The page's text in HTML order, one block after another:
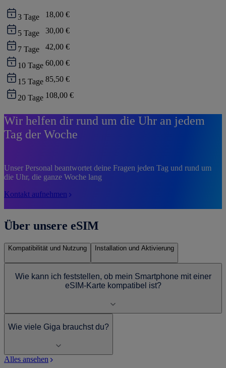
3 Tage 18,00 €
5 Tage 30,00 €
7 Tage 42,00 €
10 Tage 60,00 €
15 Tage 85,50 €
20 Tage 108,00 €
Wir helfen dir rund um die Uhr an jedem
Tag der Woche
Unser Personal beantwortet deine Fragen jeden Tag und rund um
die Uhr, die ganze Woche lang
Kontakt aufnehmen
Über unsere eSIM
Kompatibilität und Nutzung Installation und Aktivierung
Wie kann ich feststellen, ob mein Smartphone mit einer
eSIM-Karte kompatibel ist?
Wie viele Giga brauchst du?
Alles ansehen